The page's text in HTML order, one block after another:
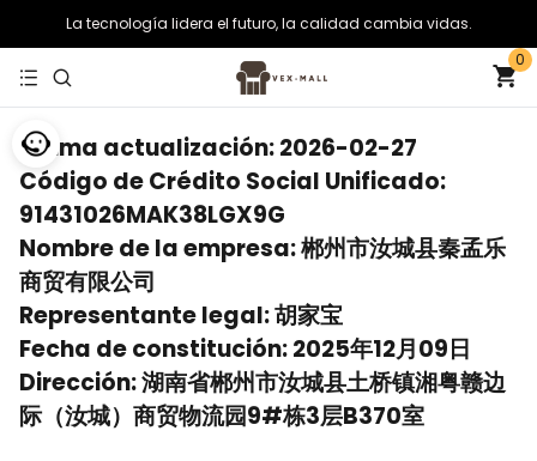
La tecnología lidera el futuro, la calidad cambia vidas.
0
Última actualización: 2026-02-27
Código de Crédito Social Unificado:
91431026MAK38LGX9G
Nombre de la empresa: 郴州市汝城县秦孟乐
商贸有限公司
Representante legal: 胡家宝
Fecha de constitución: 2025年12月09日
Dirección: 湖南省郴州市汝城县土桥镇湘粤赣边
际（汝城）商贸物流园9#栋3层B370室